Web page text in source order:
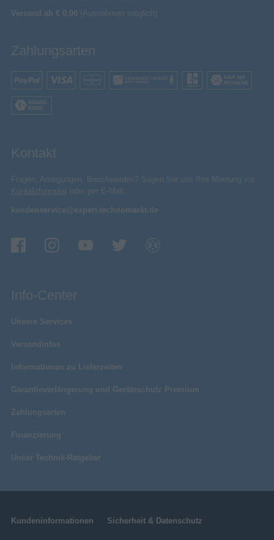
Versand ab € 0,00 (Ausnahmen möglich)
Zahlungsarten
Kontakt
Fragen, Anregungen, Beschwerden? Sagen Sie uns Ihre Meinung via
Kontaktformular oder per E-Mail:
kundenservice@expert-technomarkt.de
Info-Center
Unsere Services
Versandinfos
Informationen zu Lieferzeiten
Garantieverlängerung und Geräteschutz Premium
Zahlungsarten
Finanzierung
Unser Technik-Ratgeber
Kundeninformationen Sicherheit & Datenschutz